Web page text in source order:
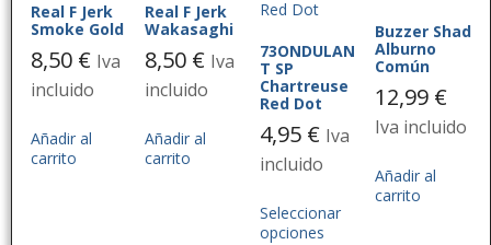
Real F Jerk
Smoke Gold
8,50 € Iva
incluido
Añadir al
carrito
Real F Jerk
Wakasaghi
8,50 € Iva
incluido
Añadir al
carrito
73ONDULAN
T SP
Chartreuse
Red Dot
4,95 € Iva
incluido
Seleccionar
opciones
Buzzer Shad
Alburno
Común
12,99 €
Iva incluido
Añadir al
carrito